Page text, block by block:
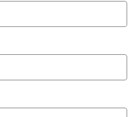
Amortecedores